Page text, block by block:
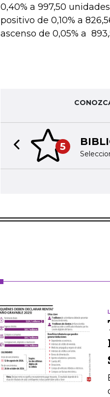
0,40% a 997,50
positivo de 0,10% a
ascenso de 0,05% a
5
Previous slide